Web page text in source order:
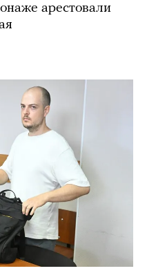
арестовали